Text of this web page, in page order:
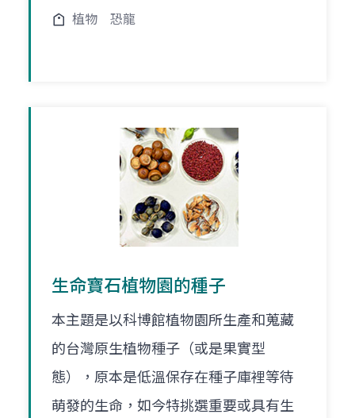
植物 恐龍
生命寶石植物園的種子
本主題是以科博館植物園所生產和蒐藏
的台灣原生植物種子（或是果實型
態），原本是低溫保存在種子庫裡等待
萌發的生命，如今特挑選重要或具有生